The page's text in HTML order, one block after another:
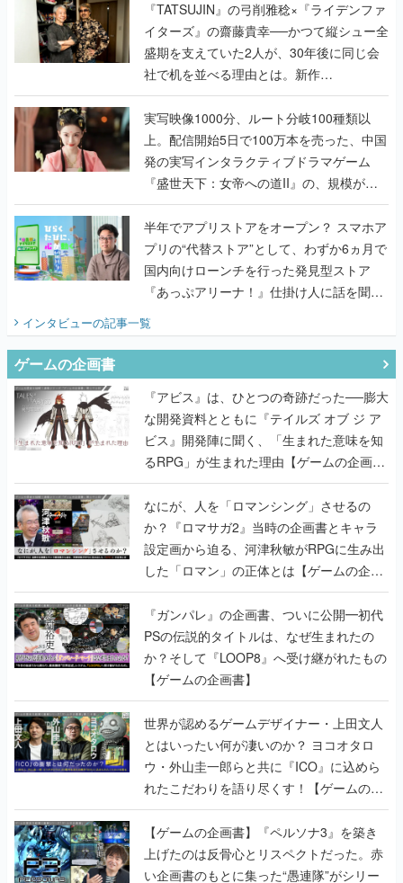
く
『TATSUJIN』の弓削雅稔×『ライデンファ
イターズ』の齋藤貴幸──かつて縦シュー全
盛期を支えていた2人が、30年後に同じ会
社で机を並べる理由とは。新作
『TATSUJIN EXTREME』で初タッグを組
んだレジェンド2人に訊く開発秘話
実写映像1000分、ルート分岐100種類以
上。配信開始5日で100万本を売った、中国
発の実写インタラクティブドラマゲーム
『盛世天下：女帝への道II』の、規模が違
うこだわりをプロデューサーに聞いた
半年でアプリストアをオープン？ スマホア
プリの“代替ストア”として、わずか6ヵ月で
国内向けローンチを行った発見型ストア
『あっぷアリーナ！』仕掛け人に話を聞い
インタビューの記事一覧
ゲームの企画書
『アビス』は、ひとつの奇跡だった──膨大
な開発資料とともに『テイルズ オブ ジ ア
ビス』開発陣に聞く、「生まれた意味を知
るRPG」が生まれた理由【ゲームの企画
書】
なにが、人を「ロマンシング」させるの
か？『ロマサガ2』当時の企画書とキャラ
設定画から迫る、河津秋敏がRPGに生み出
した「ロマン」の正体とは【ゲームの企画
書】
『ガンパレ』の企画書、ついに公開━初代
PSの伝説的タイトルは、なぜ生まれたの
か？そして『LOOP8』へ受け継がれたもの
【ゲームの企画書】
世界が認めるゲームデザイナー・上田文人
とはいったい何が凄いのか？ ヨコオタロ
ウ・外山圭一郎らと共に『ICO』に込めら
れたこだわりを語り尽くす！【ゲームの企
画書】
【ゲームの企画書】『ペルソナ3』を築き
上げたのは反骨心とリスペクトだった。赤
い企画書のもとに集った“愚連隊”がシリー